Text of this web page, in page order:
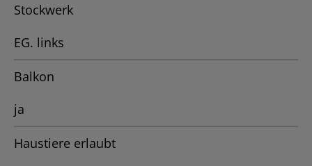
Stockwerk
EG. links
Balkon
ja
Haustiere erlaubt